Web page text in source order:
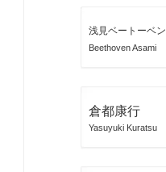
浅見ベートーベン
Beethoven Asami
倉都康行
Yasuyuki Kuratsu